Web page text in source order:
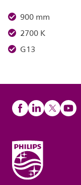
900 mm
2700 K
G13